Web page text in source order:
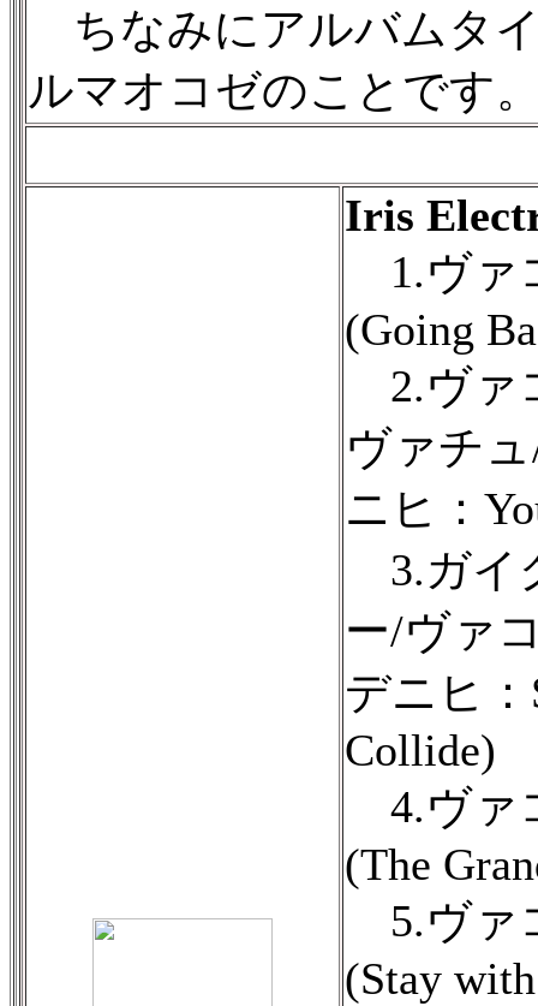
ちなみにアルバムタ
ルマオコゼのことです
Iris
1.ヴァ
(Going
2.ヴァ
ヴァチ
ニヒ：
3.ガイ
ー/ヴァ
デニヒ：
Collide)
4.ヴァ
(The
5.ヴァ
(Stay